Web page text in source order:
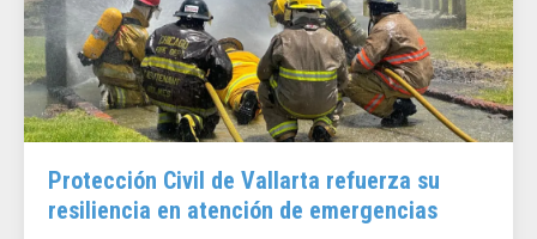
Protección Civil de Vallarta refuerza su
resiliencia en atención de emergencias